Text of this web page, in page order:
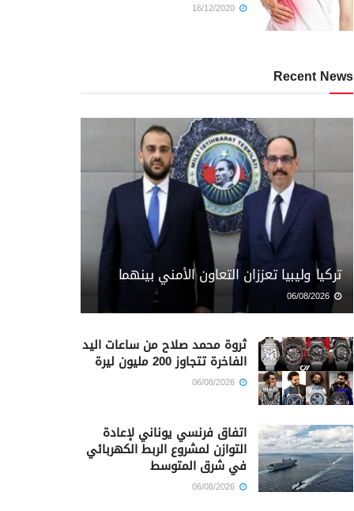
Recent News
تركيا وليبيا تعززان التعاون الأمني بينهما
ثروة محمد صلاح من ساعات اليد
الفاخرة تتجاوز 200 مليون ليرة
اتفاق فرنسي يوناني لإعادة
التوازن لمشروع الربط الكهربائي
في شرق المتوسط